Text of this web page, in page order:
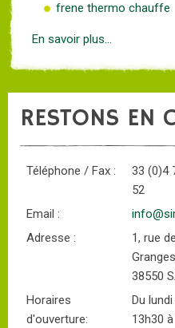
frene thermo chauffe
En savoir plus...
RESTONS EN
Téléphone / Fax :
33 (0)4
52
Email :
Adresse :
1, rue
Granges
38550
Horaires
d'ouverture:
Du
13h30